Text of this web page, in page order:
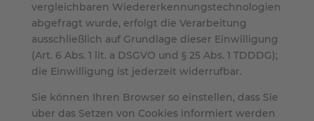
vergleichbaren Wiedererkennungstechnologien
abgefragt wurde, erfolgt die Verarbeitung
ausschließlich auf Grundlage dieser Einwilligung
(Art. 6 Abs. 1 lit. a DSGVO und § 25 Abs. 1 TDDDG);
die Einwilligung ist jederzeit widerrufbar.
Sie können Ihren Browser so einstellen, dass Sie
über das Setzen von Cookies informiert werden